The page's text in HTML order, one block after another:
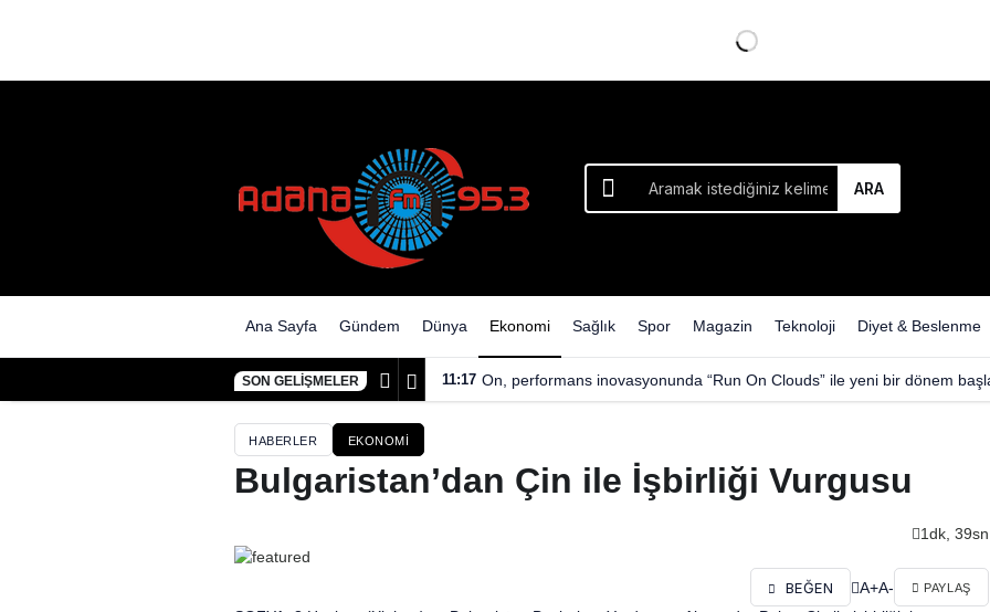
ARA
Ana Sayfa Gündem Dünya Ekonomi Sağlık Spor Magazin Teknoloji Diyet & Beslenme
SON GELIŞMELER 11:17 On, performans inovasyonunda “Run On Clouds” ile yeni bir dönem
HABERLER EKONOMI
Bulgaristan’dan Çin ile İşbirliği Vurgusu
1dk, 39sn
BEĞEN A+A- PAYLAŞ